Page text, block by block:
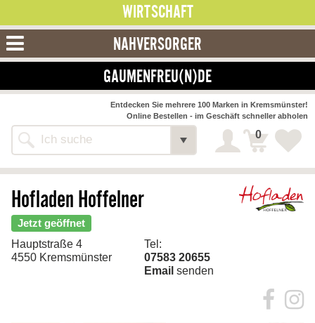
WIRTSCHAFT
NAHVERSORGER
GAUMENFREU(N)DE
Alle Webseiten
Entdecken Sie mehrere 100 Marken in Kremsmünster!
Online Bestellen - im Geschäft schneller abholen
0
zurück
Startseite
Produkte
>> Marmeladen
>> Naschereien
>> Kompotte & Fruchtmus
Hofladen Hoffelner
Jetzt geöffnet
Hauptstraße 4
4550 Kremsmünster
Tel:
07583 20655
Email senden